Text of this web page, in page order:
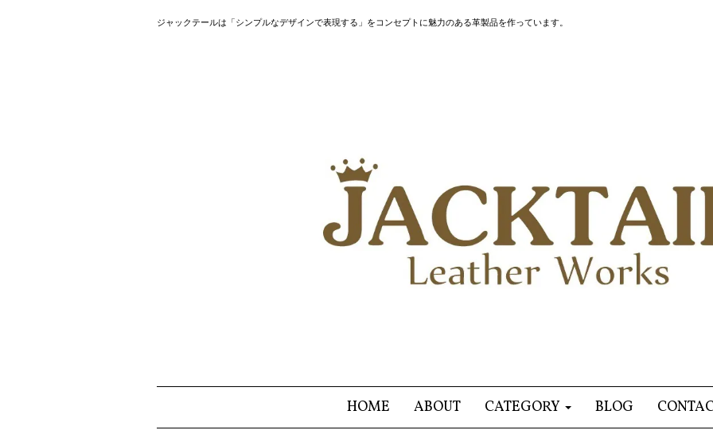
ジャックテールは「シンプルなデザインで表現する」をコンセプトに魅力のある革製品を作っています。
HOME ABOUT CATEGORY BLOG